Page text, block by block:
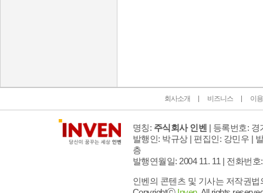
회사소개 비즈니스 이
명칭: 주식회사 인벤 | 등록번호: 경
발행인: 박규상 | 편집인: 강민우 |
층
발행연월일: 2004 11. 11 | 전화번호
인벤의 콘텐츠 및 기사는 저작권